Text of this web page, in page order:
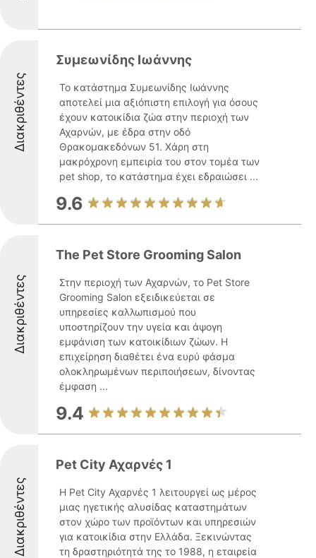
Διακριθέντες
Συμεωνίδης Ιωάννης
Το κατάστημα Συμεωνίδης Ιωάννης
αποτελεί μια αξιόπιστη επιλογή για όσους
έχουν κατοικίδια ζώα στην περιοχή των
Αχαρνών, με έδρα στην οδό
Θρακομακεδόνων 51. Χάρη στη
μακρόχρονη εμπειρία του στον τομέα των
pet shop, το κατάστημα έχει εδραιώσει ...
9.6
Διακριθέντες
The Pet Store Grooming Salon
Στην περιοχή των Αχαρνών, το Pet Store
Grooming Salon εξειδικεύεται σε
υπηρεσίες καλλωπισμού που
υποστηρίζουν την υγεία και άψογη
εμφάνιση των κατοικίδιων ζώων. Η
επιχείρηση διαθέτει ένα ευρύ φάσμα
ολοκληρωμένων περιποιήσεων, δίνοντας
έμφαση ...
9.4
Διακριθέντες
Pet City Αχαρνές 1
Η Pet City Αχαρνές 1 λειτουργεί ως μέρος
μιας ηγετικής αλυσίδας καταστημάτων
στον χώρο των προϊόντων και υπηρεσιών
για κατοικίδια στην Ελλάδα. Ξεκινώντας
τη δραστηριότητά της το 1988, η εταιρεία